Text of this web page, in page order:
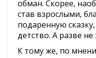
обман. Скорее,
став взрослыми,
подаренную сказку,
детство. А разве не
К тому же, по